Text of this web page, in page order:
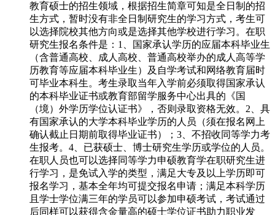
教育硕士的招生领域，根据招生简章可知是全日制的招
生方式，暂时没有非全日制研究生的学习方式，考生可
以选择院校其他方向或是选择其他学校进行学习。在职
研究生报名条件是：1、国家承认学历的应届本科毕业生
（含普通高校、成人高校、普通高校举办的成人高等学
历教育等应届本科毕业生）及自学考试和网络教育届时
可毕业本科生。考生录取当年入学前必须取得国家承认
的本科毕业证书或教育部留学服务中心出具的《国
（境）外学历学位认证书》，否则录取资格无效。2、具
有国家承认的大学本科毕业学历的人员（须在报名网上
确认截止日期前取得毕业证书）；3、不招收同等学力考
生报考。4、已获硕士、博士研究生学历或学位的人员。
在职人员也可以选择同等学力申硕教育学在职研究生进
行学习，是免试入学的类型，满足大专及以上学历即可
报名学习，基本全年均可提交报名申请；满足本科学历
且学士学位满三年的学员可以参加申硕考试，考试通过
后同样可以获得含金量高的硕士学位证书助力职业发